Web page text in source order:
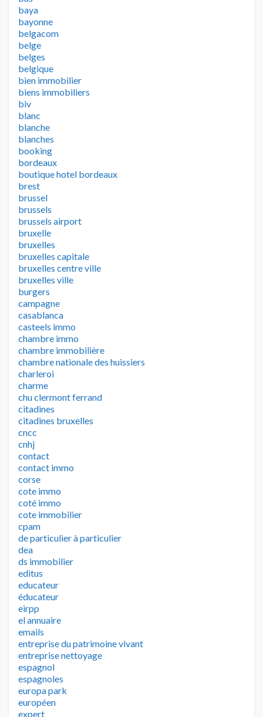
baya
bayonne
belgacom
belge
belges
belgique
bien immobilier
biens immobiliers
biv
blanc
blanche
blanches
booking
bordeaux
boutique hotel bordeaux
brest
brussel
brussels
brussels airport
bruxelle
bruxelles
bruxelles capitale
bruxelles centre ville
bruxelles ville
burgers
campagne
casablanca
casteels immo
chambre immo
chambre immobilière
chambre nationale des huissiers
charleroi
charme
chu clermont ferrand
citadines
citadines bruxelles
cncc
cnhj
contact
contact immo
corse
cote immo
coté immo
cote immobilier
cpam
de particulier à particulier
dea
ds immobilier
editus
educateur
éducateur
eirpp
el annuaire
emails
entreprise du patrimoine vivant
entreprise nettoyage
espagnol
espagnoles
europa park
européen
expert